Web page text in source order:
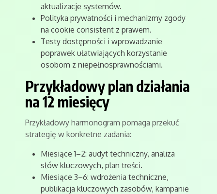
aktualizacje systemów.
Polityka prywatności i mechanizmy zgody
na cookie consistent z prawem.
Testy dostępności i wprowadzanie
poprawek ułatwiających korzystanie
osobom z niepełnosprawnościami.
Przykładowy plan działania
na 12 miesięcy
Przykładowy harmonogram pomaga przekuć
strategię w konkretne zadania:
Miesiące 1–2: audyt techniczny, analiza
słów kluczowych, plan treści.
Miesiące 3–6: wdrożenia techniczne,
publikacja kluczowych zasobów, kampanie